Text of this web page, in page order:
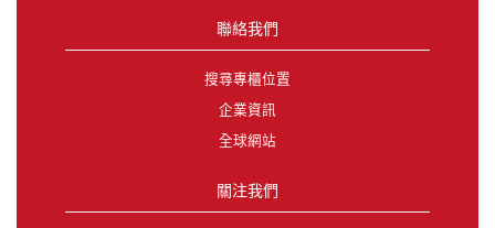
聯絡我們
搜尋專櫃位置
企業資訊
全球網站
關注我們